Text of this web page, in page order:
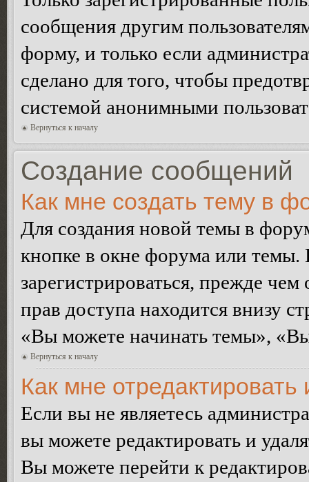
сообщения другим
форму, и только если
сделано для того, чтобы
системой анонимными
Вернуться к началу
Создание сообщений
Как мне создать тему в
Для создания новой темы в
кнопке в окне форума или
зарегистрироваться, прежде
прав доступа находится внизу
«Вы можете начинать темы»,
Вернуться к началу
Как мне
Если вы не являетесь
вы можете редактировать и
Вы можете перейти к